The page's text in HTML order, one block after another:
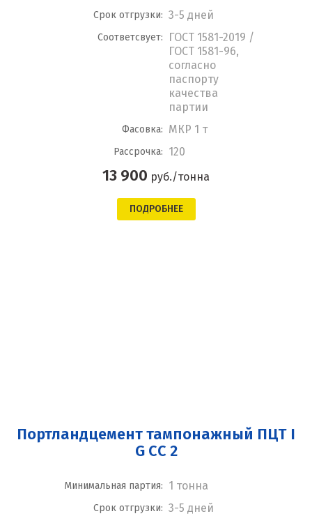
Срок отгрузки: 3-5 дней
Соответсвует:
ГОСТ 1581-2019 /
ГОСТ 1581-96,
согласно
паспорту
качества
партии
Фасовка: МКР 1 т
Рассрочка: 120
13 900 руб./тонна
ПОДРОБНЕЕ
Портландцемент тампонажный ПЦТ I
G CC 2
Минимальная партия: 1 тонна
Срок отгрузки: 3-5 дней